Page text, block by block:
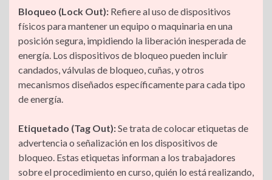
Bloqueo (Lock Out): Refiere al uso de dispositivos
físicos para mantener un equipo o maquinaria en una
posición segura, impidiendo la liberación inesperada de
energía. Los dispositivos de bloqueo pueden incluir
candados, válvulas de bloqueo, cuñas, y otros
mecanismos diseñados específicamente para cada tipo
de energía.
Etiquetado (Tag Out):Se trata de colocar etiquetas de
advertencia o señalización en los dispositivos de
bloqueo. Estas etiquetas informan a los trabajadores
sobre el procedimiento en curso, quién lo está realizando,